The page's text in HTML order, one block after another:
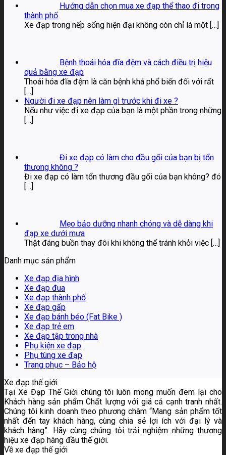
Hướng dẫn chọn mua xe đạp thể thao đi trong
thành phố
Xe đạp trong nếp sống hiện đại không còn chỉ là một […]
Bệnh thoái hóa đĩa đệm và cách điều trị hiệu
quả bằng xe đạp
Thoái hóa đĩa đệm là căn bệnh khá phổ biến đối với rất
[…]
Người đi xe đạp nên làm gì trước khi đi xe ?
Nếu như việc đi xe đạp của bạn là một phần trong những
[…]
Đi xe đạp có làm cho đầu gối của bạn bị tổn
thương không ?
Đi xe đạp có làm tổn thương đầu gối của bạn không? đó
[…]
Mẹo bảo dưỡng nhanh chóng và dễ dàng khi
đạp xe dưới mưa
Thật đáng buồn thay đôi khi không thể tránh khỏi việc […]
Danh mục sản phẩm
Xe đạp địa hình
Xe đạp đua
Xe đạp thành phố
Xe đạp gấp
Xe đạp bánh béo (Fat Bike )
Xe đạp trẻ em
Xe đạp tập trong nhà
Phụ kiện xe đạp
Phụ tùng xe đạp
Trang phục – Bảo hộ
Xe đạp thế giới
Tại Xe Đạp Thế Giới chúng tôi luôn mong muốn đem lại cho
Khách hàng sản phẩm Chất lượng với giá cả cạnh tranh nhất.
Chúng tôi kinh doanh theo phương châm “Mang sản phẩm tốt
nhất đến tay khách hàng, cùng chia sẻ lợi ích với đại lý và
khách hàng”. Hãy cùng chúng tôi trải nghiệm những thương
hiệu xe đạp hàng đầu thế giới.
Về xe đạp thế giới